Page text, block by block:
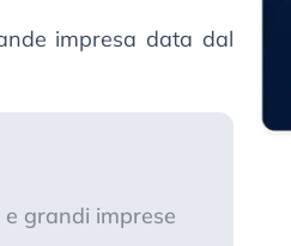
impresa data dal
grandi imprese